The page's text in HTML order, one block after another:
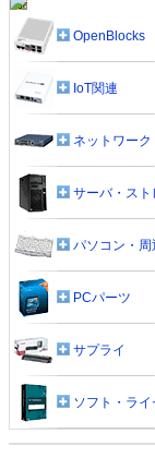
OpenBlocks
IoT関連
ネットワーク
サーバ・スト
パソコン・周
PCパーツ
サプライ
ソフト・ライ